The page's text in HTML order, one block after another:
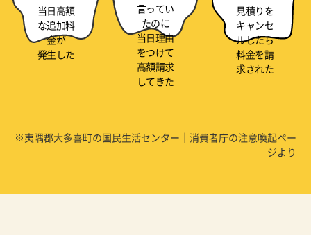
当日高額
な追加料
金が
発生した
言ってい
たのに
当日理由
をつけて
高額請求
してきた
見積りを
キャンセ
ルしたら
料金を請
求された
※夷隅郡大多喜町の国民生活センター｜消費者庁の注意喚起ペー
ジより